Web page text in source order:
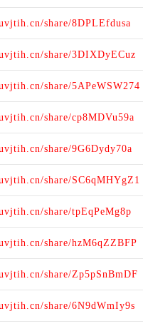
share/8DPLEfdusa
share/3DIXDyECuz
share/5APeWSW274
share/cp8MDVu59a
share/9G6Dydy70a
share/SC6qMHYgZ1
share/tpEqPeMg8p
share/hzM6qZZBFP
share/Zp5pSnBmDF
share/6N9dWmIy9s